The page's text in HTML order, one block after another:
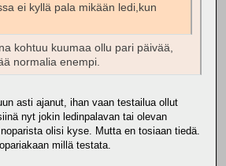
ei kyllä pala mikään ledi,kun
kohtuu kuumaa ollu pari päivää,
normalia enempi.
asti ajanut, ihan vaan testailua ollut
nyt jokin ledinpalavan tai olevan
olisi kyse. Mutta en tosiaan tiedä.
millä testata.